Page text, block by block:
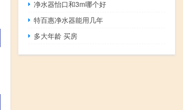
净水器怡口和3m哪个好
特百惠净水器能用几年
多大年龄 买房